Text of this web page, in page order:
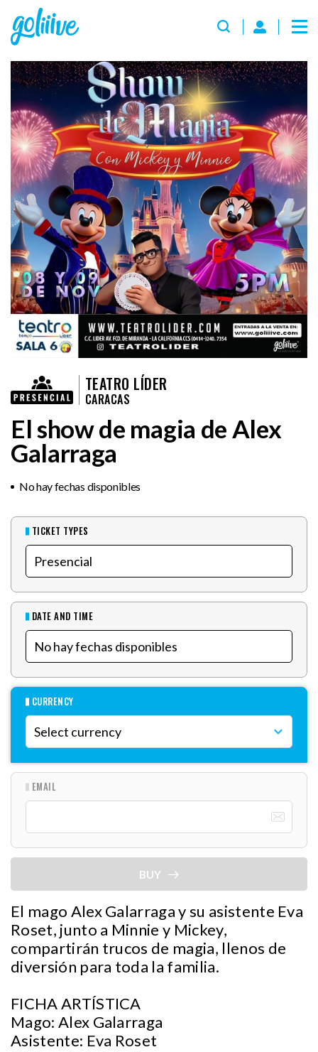
TEATRO LÍDER
CARACAS
El show de magia de Alex
Galarraga
No hay fechas disponibles
TICKET TYPES
DATE AND TIME
CURRENCY
EMAIL
BUY
El mago Alex Galarraga y su asistente Eva
Roset, junto a Minnie y Mickey,
compartirán trucos de magia, llenos de
diversión para toda la familia.
FICHA ARTÍSTICA
Mago: Alex Galarraga
Asistente: Eva Roset